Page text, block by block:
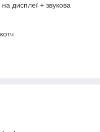
дисплеї + звукова